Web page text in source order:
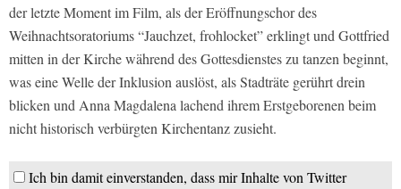
der letzte Moment im Film, als der Eröffnungschor des
Weihnachtsoratoriums “Jauchzet, frohlocket” erklingt und Gottfried
mitten in der Kirche während des Gottesdienstes zu tanzen beginnt,
was eine Welle der Inklusion auslöst, als Stadträte gerührt drein
blicken und Anna Magdalena lachend ihrem Erstgeborenen beim
nicht historisch verbürgten Kirchentanz zusieht.
Ich bin damit einverstanden, dass mir Inhalte von Twitter